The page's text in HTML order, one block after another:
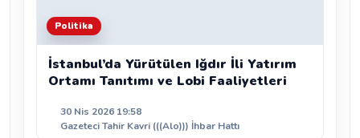
Politika
İstanbul’da Yürütülen Iğdır İli Yatırım
Ortamı Tanıtımı ve Lobi Faaliyetleri
30 Nis 2026 19:58
Gazeteci Tahir Kavri (((Alo))) İhbar Hattı